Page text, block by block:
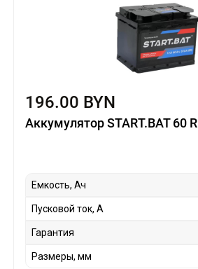
196.00 BYN
Аккумулятор START.BAT 60 R
Емкость, Ач
Пусковой ток, А
Гарантия
Размеры, мм